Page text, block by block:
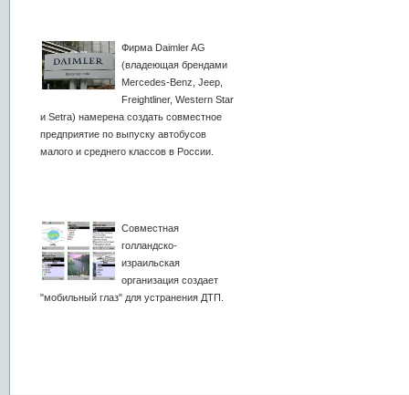
Фирма Daimler AG
(владеющая брендами
Mercedes-Benz, Jeep,
Freightliner, Western Star
и Setra) намерена создать совместное
предприятие по выпуску автобусов
малого и среднего классов в России.
Совместная
голландско-
израильская
организация создает
"мобильный глаз" для устранения ДТП.